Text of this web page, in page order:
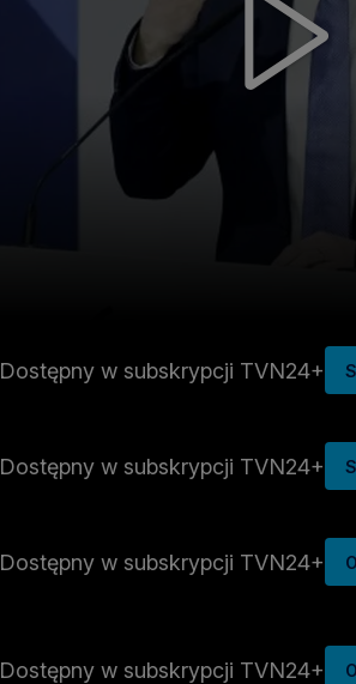
Dostępny w subskrypcji TVN24+
Dostępny w subskrypcji TVN24+
Dostępny w subskrypcji TVN24+
Dostępny w subskrypcji TVN24+